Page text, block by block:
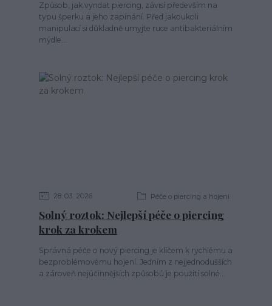
Způsob, jak vyndat piercing, závisí především na
typu šperku a jeho zapínání. Před jakoukoli
manipulací si důkladně umyjte ruce antibakteriálním
mýdle...
28 03 2026 Péče o piercing a hojení
Solný roztok: Nejlepší péče o piercing
krok za krokem
Správná péče o nový piercing je klíčem k rychlému a
bezproblémovému hojení. Jedním z nejjednodušších
a zároveň nejúčinnějších způsobů je použití solné...